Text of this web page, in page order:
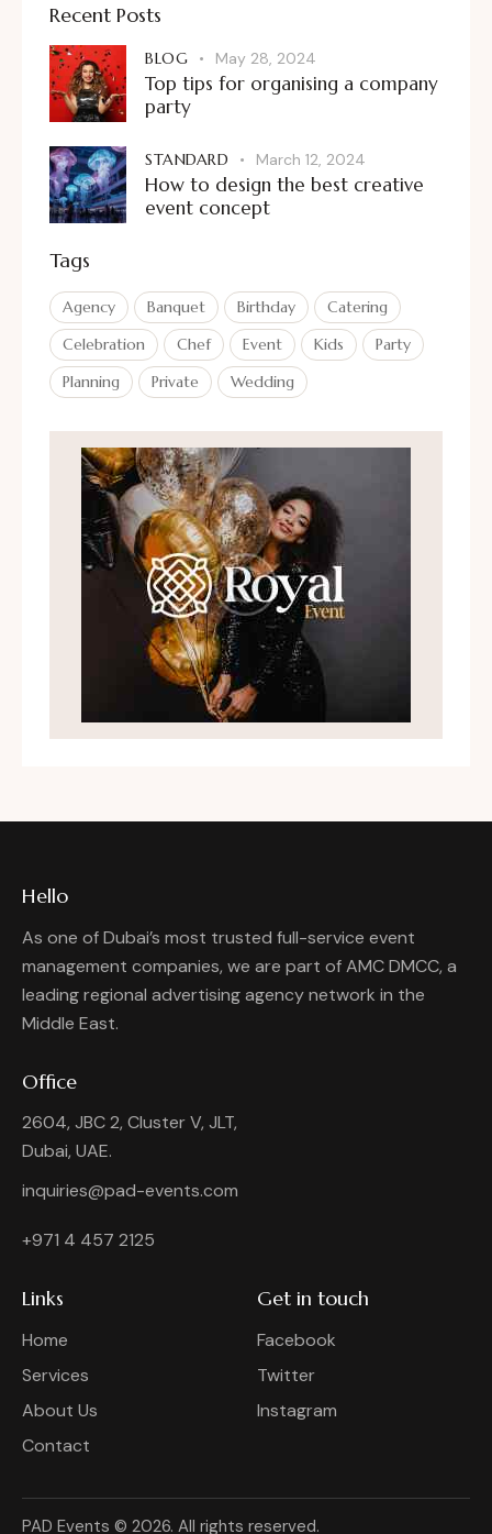
Recent Posts
BLOG May 28, 2024
Top tips for organising a company
party
STANDARD March 12, 2024
How to design the best creative
event concept
Tags
Agency Banquet Birthday
Catering
Celebration
Chef Event Kids
Party
Planning
Private Wedding
Hello
As one of Dubai’s most trusted full-service event
management companies, we are part of AMC DMCC, a
leading regional advertising agency network in the
Middle East.
Office
2604, JBC 2, Cluster V, JLT,
Dubai, UAE.
inquiries@pad-events.com
+971 4 457 2125
Links
Home
Services
About Us
Contact
Get in touch
Facebook
Twitter
Instagram
PAD Events © 2026. All rights reserved.